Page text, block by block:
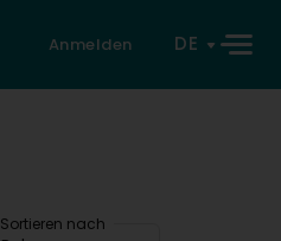
Anmelden DE
Sortieren nach